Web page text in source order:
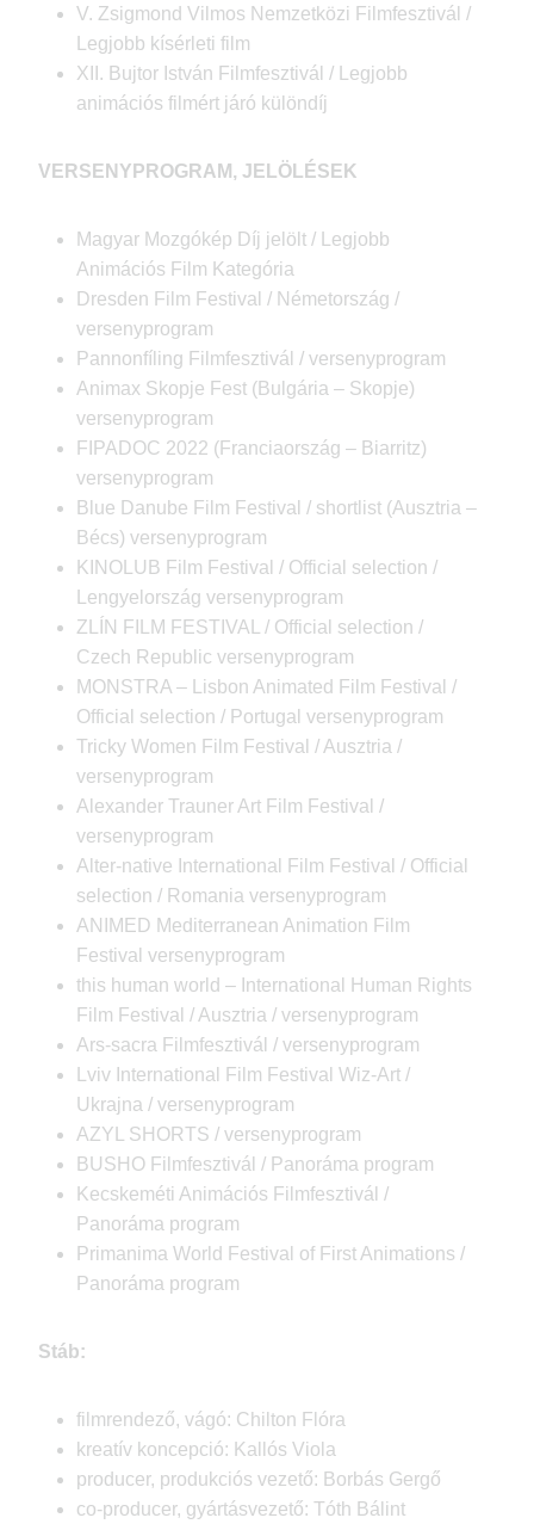
V. Zsigmond Vilmos Nemzetközi Filmfesztivál /
Legjobb kísérleti film
XII. Bujtor István Filmfesztivál / Legjobb
animációs filmért járó különdíj
VERSENYPROGRAM, JELÖLÉSEK
Magyar Mozgókép Díj jelölt / Legjobb
Animációs Film Kategória
Dresden Film Festival / Németország /
versenyprogram
Pannonfíling Filmfesztivál / versenyprogram
Animax Skopje Fest (Bulgária – Skopje)
versenyprogram
FIPADOC 2022 (Franciaország – Biarritz)
versenyprogram
Blue Danube Film Festival / shortlist (Ausztria –
Bécs) versenyprogram
KINOLUB Film Festival / Official selection /
Lengyelország versenyprogram
ZLÍN FILM FESTIVAL / Official selection /
Czech Republic versenyprogram
MONSTRA – Lisbon Animated Film Festival /
Official selection / Portugal versenyprogram
Tricky Women Film Festival / Ausztria /
versenyprogram
Alexander Trauner Art Film Festival /
versenyprogram
Alter-native International Film Festival / Official
selection / Romania versenyprogram
ANIMED Mediterranean Animation Film
Festival versenyprogram
this human world – International Human Rights
Film Festival / Ausztria / versenyprogram
Ars-sacra Filmfesztivál / versenyprogram
Lviv International Film Festival Wiz-Art /
Ukrajna / versenyprogram
AZYL SHORTS / versenyprogram
BUSHO Filmfesztivál / Panoráma program
Kecskeméti Animációs Filmfesztivál /
Panoráma program
Primanima World Festival of First Animations /
Panoráma program
Stáb:
filmrendező, vágó: Chilton Flóra
kreatív koncepció: Kallós Viola
producer, produkciós vezető: Borbás Gergő
co-producer, gyártásvezető: Tóth Bálint